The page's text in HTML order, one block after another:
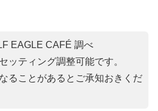
EAGLE CAFÉ 調べ
ッティング調整可能です。
ることがあるとご承知おきくだ